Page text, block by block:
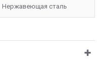
Нержавеющая сталь